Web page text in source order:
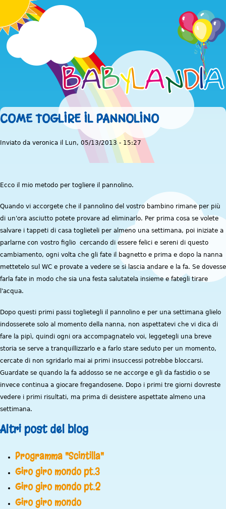
COME TOGLIRE IL PANNOLINO
Inviato da veronica il Lun, 05/13/2013 - 15:27
Ecco il mio metodo per togliere il pannolino.
Quando vi accorgete che il pannolino del vostro bambino rimane per più
di un'ora asciutto potete provare ad eliminarlo. Per prima cosa se volete
salvare i tappeti di casa toglieteli per almeno una settimana, poi iniziate a
parlarne con vostro figlio cercando di essere felici e sereni di questo
cambiamento, ogni volta che gli fate il bagnetto e prima e dopo la nanna
mettetelo sul WC e provate a vedere se si lascia andare e la fa. Se dovesse
farla fate in modo che sia una festa salutatela insieme e fategli tirare
l'acqua.
Dopo questi primi passi toglietegli il pannolino e per una settimana glielo
indosserete solo al momento della nanna, non aspettatevi che vi dica di
fare la pipì, quindi ogni ora accompagnatelo voi, leggetegli una breve
storia se serve a tranquillizzarlo e a farlo stare seduto per un momento,
cercate di non sgridarlo mai ai primi insuccessi potrebbe bloccarsi.
Guardate se quando la fa addosso se ne accorge e gli da fastidio o se
invece continua a giocare fregandosene. Dopo i primi tre giorni dovreste
vedere i primi risultati, ma prima di desistere aspettate almeno una
settimana.
Altri post del blog
Programma "Scintilla"
Giro giro mondo pt.3
Giro giro mondo pt.2
Giro giro mondo